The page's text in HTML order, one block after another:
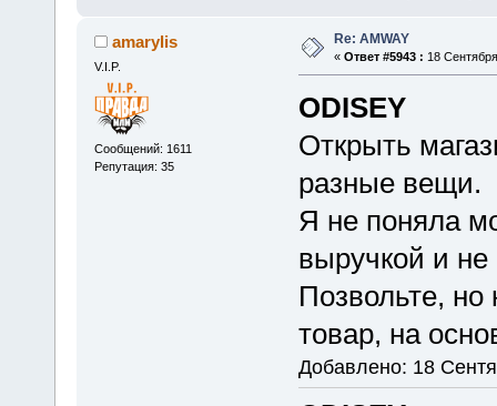
amarylis
V.I.P.
Сообщений: 1611
Репутация: 35
Re: AMWAY
« Ответ #5943 : 18
ODISEY
Открыть
разные вещи.
Я не поняла
выручкой и
Позвольте, но
товар, на
Добавлено: 18